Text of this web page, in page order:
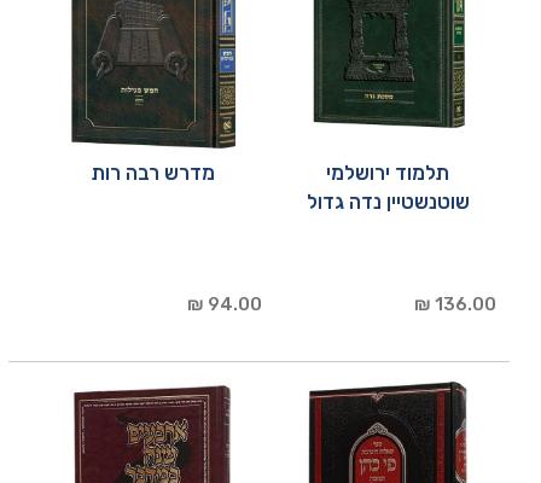
תלמוד ירושלמי
שוטנשטיין נדה גדול
136.00 ₪
מדרש רבה רות
94.00 ₪